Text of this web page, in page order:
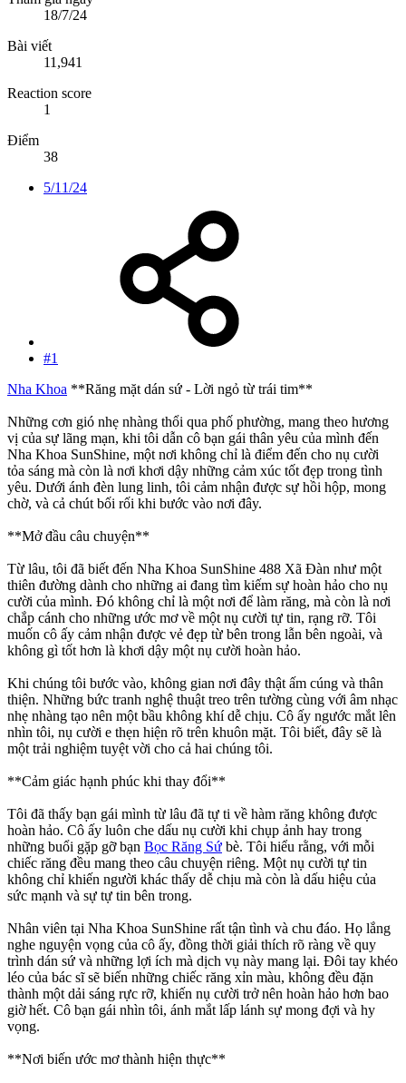
18/7/24
Bài viết
11,941
Reaction score
1
Điểm
38
5/11/24
#1
Nha Khoa **Răng mặt dán sứ - Lời ngỏ từ trái tim**
Những cơn gió nhẹ nhàng thổi qua phố phường, mang theo hương
vị của sự lãng mạn, khi tôi dẫn cô bạn gái thân yêu của mình đến
Nha Khoa SunShine, một nơi không chỉ là điểm đến cho nụ cười
tỏa sáng mà còn là nơi khơi dậy những cảm xúc tốt đẹp trong tình
yêu. Dưới ánh đèn lung linh, tôi cảm nhận được sự hồi hộp, mong
chờ, và cả chút bối rối khi bước vào nơi đây.
**Mở đầu câu chuyện**
Từ lâu, tôi đã biết đến Nha Khoa SunShine 488 Xã Đàn như một
thiên đường dành cho những ai đang tìm kiếm sự hoàn hảo cho nụ
cười của mình. Đó không chỉ là một nơi để làm răng, mà còn là nơi
chắp cánh cho những ước mơ về một nụ cười tự tin, rạng rỡ. Tôi
muốn cô ấy cảm nhận được vẻ đẹp từ bên trong lẫn bên ngoài, và
không gì tốt hơn là khơi dậy một nụ cười hoàn hảo.
Khi chúng tôi bước vào, không gian nơi đây thật ấm cúng và thân
thiện. Những bức tranh nghệ thuật treo trên tường cùng với âm nhạc
nhẹ nhàng tạo nên một bầu không khí dễ chịu. Cô ấy ngước mắt lên
nhìn tôi, nụ cười e thẹn hiện rõ trên khuôn mặt. Tôi biết, đây sẽ là
một trải nghiệm tuyệt vời cho cả hai chúng tôi.
**Cảm giác hạnh phúc khi thay đổi**
Tôi đã thấy bạn gái mình từ lâu đã tự ti về hàm răng không được
hoàn hảo. Cô ấy luôn che dấu nụ cười khi chụp ảnh hay trong
những buổi gặp gỡ bạn Bọc Răng Sứ bè. Tôi hiểu rằng, với mỗi
chiếc răng đều mang theo câu chuyện riêng. Một nụ cười tự tin
không chỉ khiến người khác thấy dễ chịu mà còn là dấu hiệu của
sức mạnh và sự tự tin bên trong.
Nhân viên tại Nha Khoa SunShine rất tận tình và chu đáo. Họ lắng
nghe nguyện vọng của cô ấy, đồng thời giải thích rõ ràng về quy
trình dán sứ và những lợi ích mà dịch vụ này mang lại. Đôi tay khéo
léo của bác sĩ sẽ biến những chiếc răng xỉn màu, không đều đặn
thành một dải sáng rực rỡ, khiến nụ cười trở nên hoàn hảo hơn bao
giờ hết. Cô bạn gái nhìn tôi, ánh mắt lấp lánh sự mong đợi và hy
vọng.
**Nơi biến ước mơ thành hiện thực**